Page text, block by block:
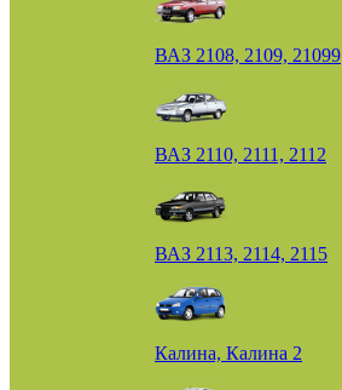
ВАЗ 2108, 2109, 21099
ВАЗ 2110, 2111, 2112
ВАЗ 2113, 2114, 2115
Калина, Калина 2